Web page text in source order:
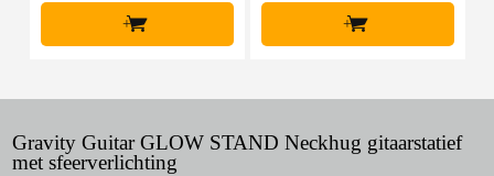
+ +
Gravity Guitar GLOW STAND Neckhug gitaarstatief
met sfeerverlichting